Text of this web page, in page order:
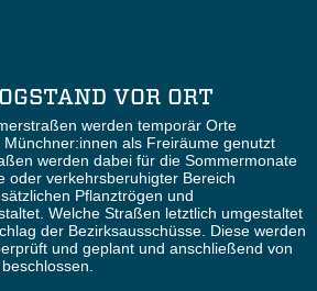
VOR ORT
werden temporär Orte
als Freiräume genutzt
werden dabei für die Sommermonate
oder verkehrsberuhigter Bereich
Pflanztrögen und
Welche Straßen letztlich umgestaltet
der Bezirksausschüsse. Diese werden
und geplant und anschließend von